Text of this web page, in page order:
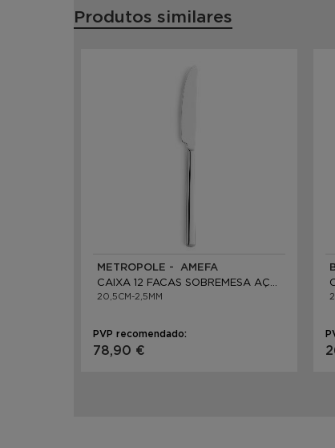
Produtos similares
METROPOLE - AMEFA
20,5CM-2,5MM
PVP recomendado:
78,90 €